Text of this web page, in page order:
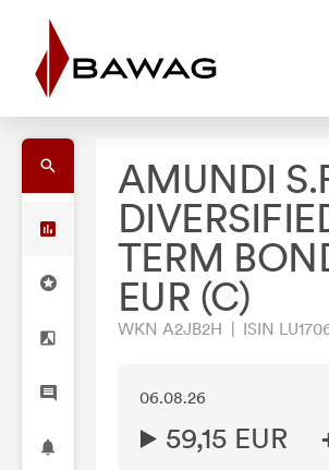
AMUNDI
TERM
EUR (C)
WKN A2JB2H | ISIN
06.08.26
59,15 EUR